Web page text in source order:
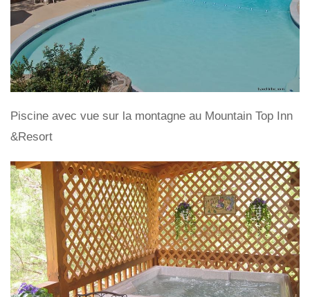
Piscine avec vue sur la montagne au Mountain Top Inn
&Resort